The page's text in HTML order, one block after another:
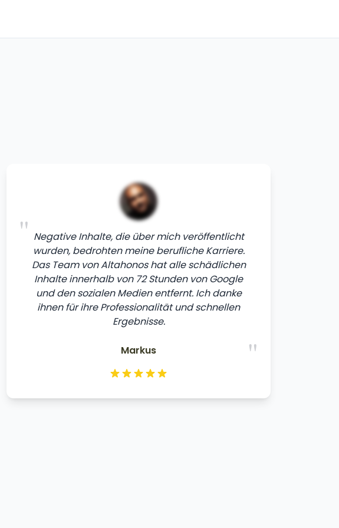
" Negative Inhalte, die über mich veröffentlicht
wurden, bedrohten meine berufliche Karriere.
Das Team von Altahonos hat alle schädlichen
Inhalte innerhalb von 72 Stunden von Google
und den sozialen Medien entfernt. Ich danke
ihnen für ihre Professionalität und schnellen
Ergebnisse.
"
Markus